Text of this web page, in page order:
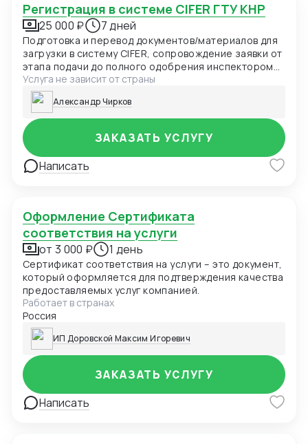
Регистрация в системе CIFER ГТУ КНР
25 000 ₽ 7 дней
Подготовка и перевод документов/материалов для
загрузки в систему CIFER, сопровождение заявки от
этапа подачи до полного одобрения инспектором
ГТУ КНР.
Услуга не зависит от страны
Александр Чирков
Написать
ЗАКАЗАТЬ УСЛУГУ
Оформление Сертификата
соответствия на услуги
от 3 000 ₽ 1 день
Сертификат соответствия на услуги – это документ,
который оформляется для подтверждения качества
предоставляемых услуг компанией.
Работает в странах
Россия
ИП Доровской Максим Игоревич
Написать
ЗАКАЗАТЬ УСЛУГУ